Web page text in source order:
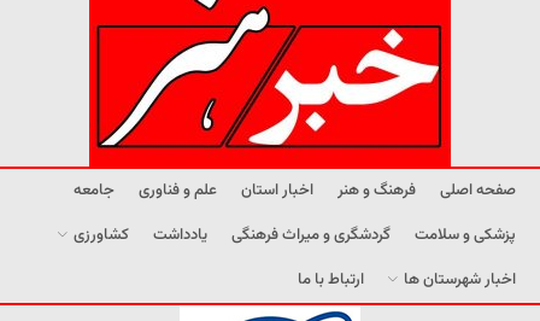
صفحه اصلی فرهنگ و هنر اخبار استان علم و فناوری
جامعه
پزشکی و سلامت
گردشگری و میراث فرهنگی یادداشت
کشاورزی
اخبار شهرستان ها
ارتباط با ما